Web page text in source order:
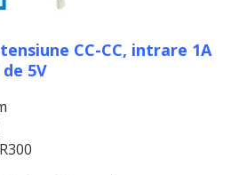
CC-CC, intrare 1A
5V